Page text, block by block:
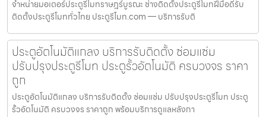
จำหน่ายมอเตอร์ประตูรีโมทราษฎร์บูรณะ ช่างติดตั้งประตูรีโมทฝีมือดีรับ
ติดตั้งประตูรีโมททั่วไทย ประตูรีโมท.com — บริการรับติ
ประตูอัตโนมัติแกลง บริการรับติดตั้ง ซ่อมแซ่ม
ปรับปรุงประตูรีโมท ประตูรั้วอัตโนมัติ ครบวงจร ราคา
ถูก
ประตูอัตโนมัติแกลง บริการรับติดตั้ง ซ่อมแซ่ม ปรับปรุงประตูรีโมท ประตู
รั้วอัตโนมัติ ครบวงจร ราคาถูก พร้อมบริการดูแลหลังกา